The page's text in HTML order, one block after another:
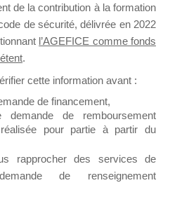
aux Organismes de
répondre à l’Appel à
Dirigeant.
forum dédié au support
de laisser un message
de la contribution à la formation
de sécurité, délivrée en 2022
l’AGEFICE comme fonds
.
cette information avant :
de financement,
de remboursement
pour partie à partir du
rapprocher des services de
de renseignement